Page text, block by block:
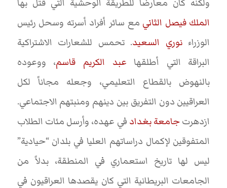
الملك فيصل الثاني مع سائر أفراد أسرته وسحل رئيس
الوزراءنوري السعيد. تحمس للشعارات الاشتراكية
البراقة التي أطلقها عبد الكريم قاسم، ووعوده
بالنهوض بالقطاع التعليمي، وجعله مجاناً لكل
العراقيين دون التفريق بين دينهم ومنبتهم الاجتماعي.
ازدهرتجامعة بغداد في عهده، وأرسل مئات الطلاب
المتفوقين لإكمال دراساتهم العليا في بلدان “حيادية”
ليس لها تاريخ استعماري في المنطقة، بدلاً من
الجامعات البريطانية التي كان يقصدها العراقيون في